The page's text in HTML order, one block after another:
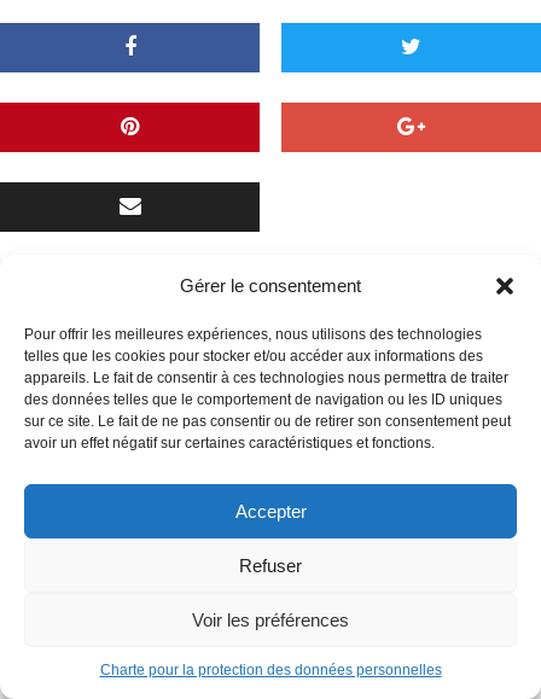
Gérer le consentement
Pour offrir les meilleures expériences, nous utilisons des technologies
telles que les cookies pour stocker et/ou accéder aux informations des
appareils. Le fait de consentir à ces technologies nous permettra de traiter
des données telles que le comportement de navigation ou les ID uniques
sur ce site. Le fait de ne pas consentir ou de retirer son consentement peut
avoir un effet négatif sur certaines caractéristiques et fonctions.
Accepter
Refuser
Voir les préférences
Charte pour la protection des données personnelles
DES HUIS-CLOS ANGOISSANTS
LISTE DE LECTURE : DES ÉPOPÉES
MYTHIQUES
5 RAISONS DE DÉCOUVRIR LA SÉRIE
TRANSFORMERS